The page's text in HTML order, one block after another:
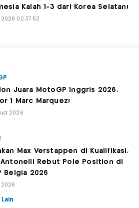
Kalah 1-3 dari Korea Selatan!
2026 02:37:52
Juara MotoGP Inggris 2026,
1 Marc Marquez!
2026
Max Verstappen di Kualifikasi,
Antonelli Rebut Pole Position di
Belgia 2026
2026